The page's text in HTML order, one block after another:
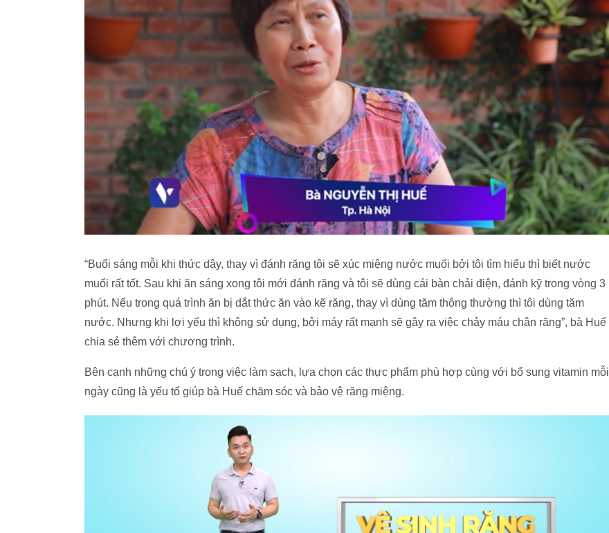
“Buổi sáng mỗi khi thức dậy, thay vì đánh răng tôi sẽ xúc miệng nước muối bởi tôi tìm hiểu thì biết nước
muối rất tốt. Sau khi ăn sáng xong tôi mới đánh răng và tôi sẽ dùng cái bàn chải điện, đánh kỹ trong vòng 3
phút. Nếu trong quá trình ăn bị dắt thức ăn vào kẽ răng, thay vì dùng tăm thông thường thì tôi dùng tăm
nước. Nhưng khi lợi yếu thì không sử dụng, bởi máy rất mạnh sẽ gây ra việc chảy máu chân răng”, bà Huế
chia sẻ thêm với chương trình.
Bên cạnh những chú ý trong việc làm sạch, lựa chọn các thực phẩm phù hợp cùng với bổ sung vitamin mỗi
ngày cũng là yếu tố giúp bà Huế chăm sóc và bảo vệ răng miệng.